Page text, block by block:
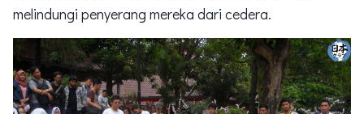
melindungi penyerang mereka dari cedera.